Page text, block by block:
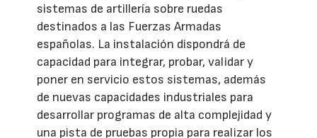
sistemas de artillería sobre ruedas
destinados a las Fuerzas Armadas
españolas. La instalación dispondrá de
capacidad para integrar, probar, validar y
poner en servicio estos sistemas, además
de nuevas capacidades industriales para
desarrollar programas de alta complejidad y
una pista de pruebas propia para realizar los